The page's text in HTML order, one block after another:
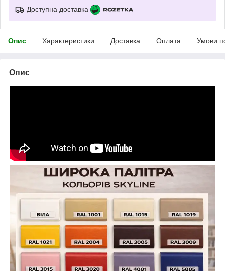
Доступна доставка
Опис Характеристики Доставка Оплата Умови
Опис